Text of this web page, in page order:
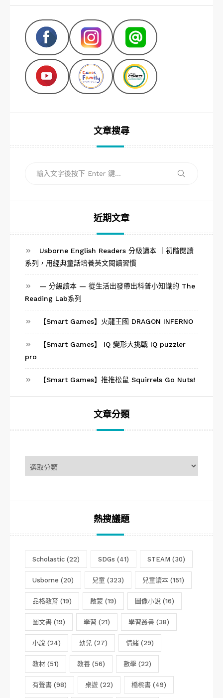
文章搜尋
搜
近期文章
Usborne English Readers 分級讀本 ｜初階閱讀
系列，用經典童話培養英文閱讀習慣
— 分級讀本 — 從生活出發帶出科普小知識的 The
Reading Lab系列
【Smart Games】火龍王國 DRAGON INFERNO
【Smart Games】 IQ 變形大挑戰 IQ puzzler
pro
【Smart Games】推推松鼠 Squirrels Go Nuts!
文章分類
章
分
熱搜議題
Scholastic (22) SDGs (41) STEAM (30)
Usborne (20) 兒童 (323) 兒童讀本 (151)
品格教育 (19) 啟蒙 (19) 圖像小說 (16)
圖文書 (19) 學習 (21) 學習叢書 (38)
小說 (24) 幼兒 (27) 情緒 (29)
教材 (51) 教養 (56) 數學 (22)
有聲書 (98) 桌遊 (22) 橋樑書 (49)